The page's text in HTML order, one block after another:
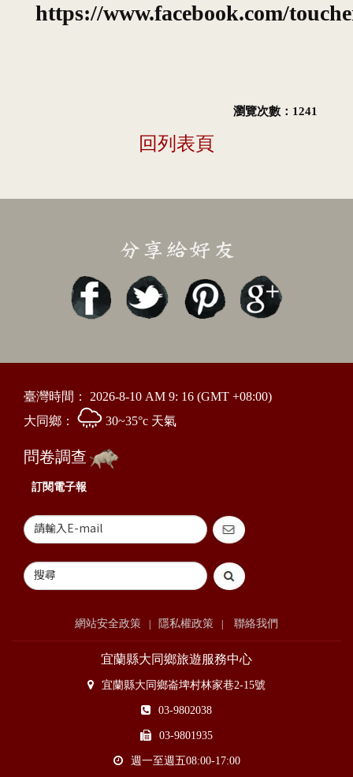
https://www.facebook.com/
瀏覽次數：1241
回列表頁
臺灣時間： 2026-8-10 AM 9: 16 (GMT +08:00)
大同鄉：
30~35°c 天氣
問卷調查
訂閱電子報
網站安全政策 隱私權政策 聯絡我們
宜蘭縣大同鄉旅遊服務中心
宜蘭縣大同鄉崙埤村林家巷2-15號
03-9802038
03-9801935
週一至週五08:00-17:00